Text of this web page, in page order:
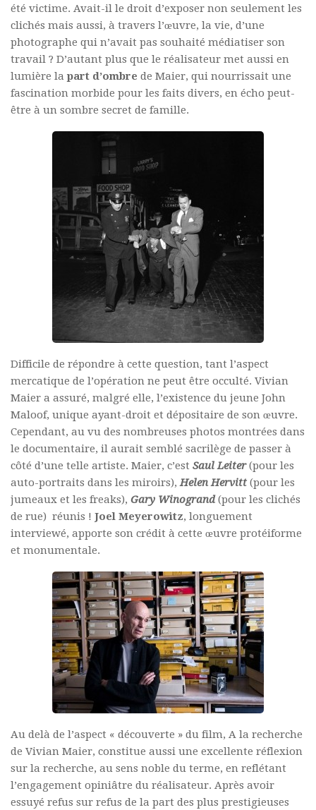
été victime. Avait-il le droit d’exposer non seulement les
clichés mais aussi, à travers l’œuvre, la vie, d’une
photographe qui n’avait pas souhaité médiatiser son
travail ? D’autant plus que le réalisateur met aussi en
lumière la part d’ombre de Maier, qui nourrissait une
fascination morbide pour les faits divers, en écho peut-
être à un sombre secret de famille.
Difficile de répondre à cette question, tant l’aspect
mercatique de l’opération ne peut être occulté. Vivian
Maier a assuré, malgré elle, l’existence du jeune John
Maloof, unique ayant-droit et dépositaire de son œuvre.
Cependant, au vu des nombreuses photos montrées dans
le documentaire, il aurait semblé sacrilège de passer à
côté d’une telle artiste. Maier, c’est Saul Leiter(pour les
auto-portraits dans les miroirs),Helen Hervitt (pour les
jumeaux et les freaks), Gary Winogrand (pour les clichés
de rue) réunis ! Joel Meyerowitz, longuement
interviewé, apporte son crédit à cette œuvre protéiforme
et monumentale.
Au delà de l’aspect « découverte » du film, A la recherche
de Vivian Maier, constitue aussi une excellente réflexion
sur la recherche, au sens noble du terme, en reflétant
l’engagement opiniâtre du réalisateur. Après avoir
essuyé refus sur refus de la part des plus prestigieuses